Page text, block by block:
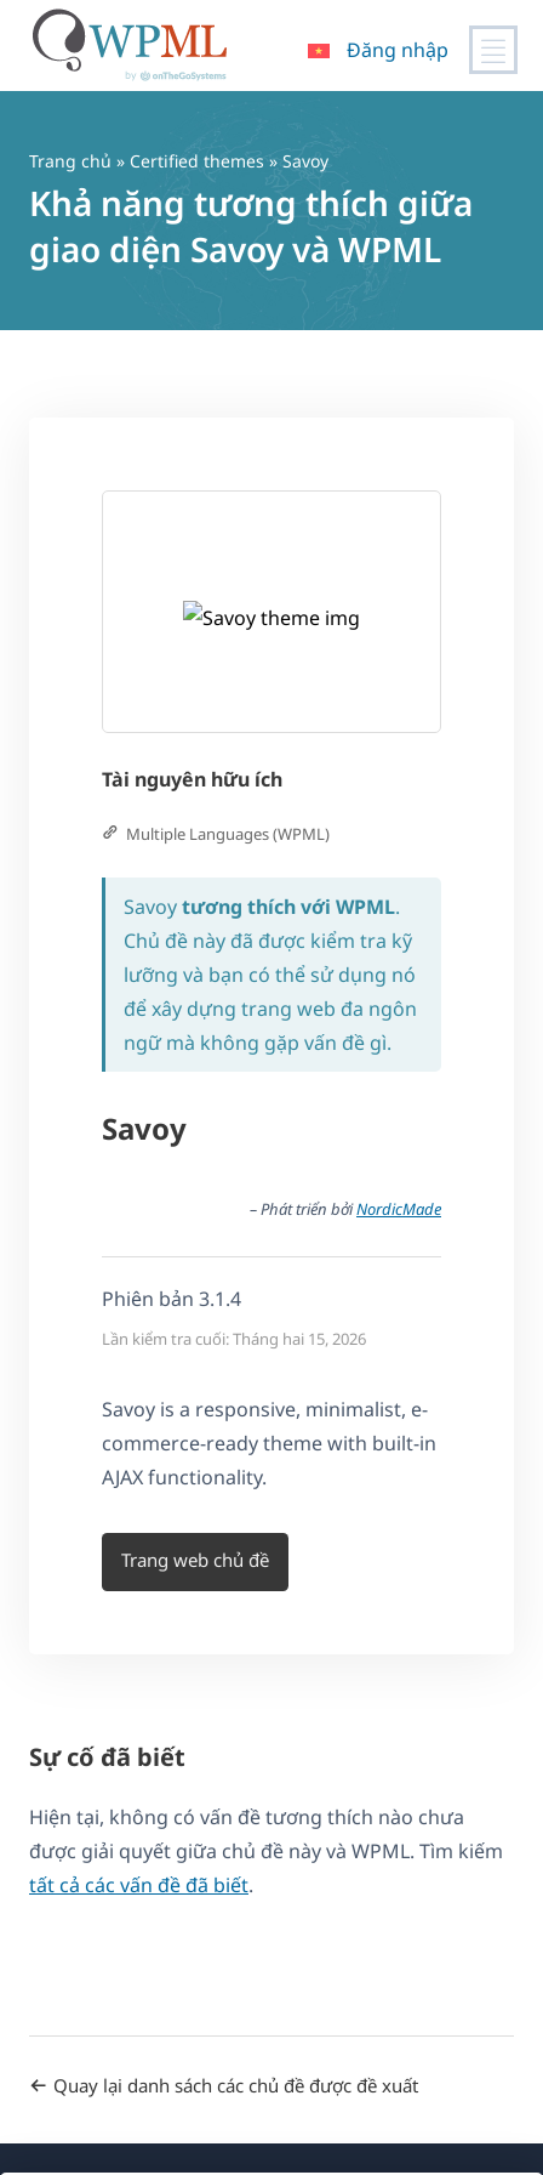
Đăng nhập
Trang chủ » Certified themes » Savoy
Khả năng tương thích giữa
giao diện Savoy và WPML
Tài nguyên hữu ích
Multiple Languages (WPML)
Savoytương thích với WPML.
Chủ đề này đã được kiểm tra kỹ
lưỡng và bạn có thể sử dụng nó
để xây dựng trang web đa ngôn
ngữ mà không gặp vấn đề gì.
Savoy
– Phát triển bởiNordicMade
Phiên bản 3.1.4
Lần kiểm tra cuối: Tháng hai 15, 2026
Savoy is a responsive, minimalist, e-
commerce-ready theme with built-in
AJAX functionality.
Trang web chủ đề
Sự cố đã biết
Hiện tại, không có vấn đề tương thích nào chưa
được giải quyết giữa chủ đề này và WPML. Tìm kiếm
tất cả các vấn đề đã biết.
Quay lại danh sách các chủ đề được đề xuất